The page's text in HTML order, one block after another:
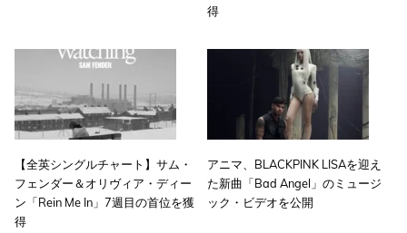
得
【全英シングルチャート】サム・
フェンダー＆オリヴィア・ディー
ン「Rein Me In」7週目の首位を獲
得
アニマ、BLACKPINK LISAを迎え
た新曲「Bad Angel」のミュージ
ック・ビデオを公開